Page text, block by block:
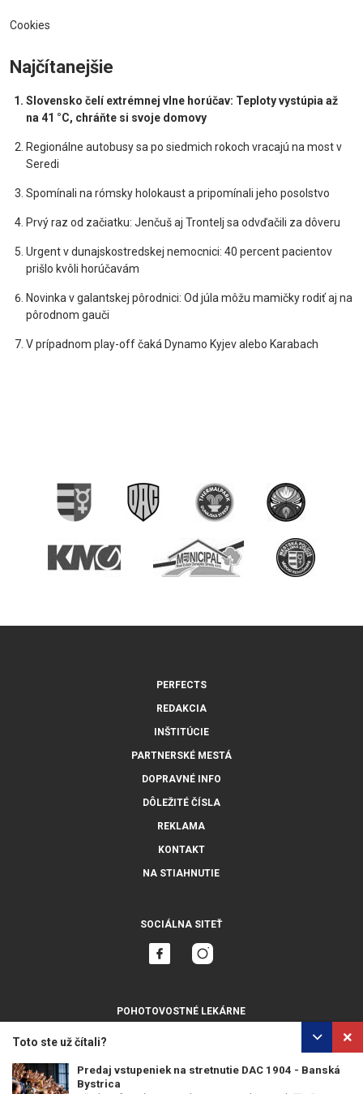
Toto ste už čítali?
Predaj vstupeniek na stretnutie DAC 1904 - Banská
Bystrica
Cookies
Najčítanejšie
Slovensko čelí extrémnej vlne horúčav: Teploty vystúpia až
na 41 °C, chráňte si svoje domovy
Regionálne autobusy sa po siedmich rokoch vracajú na most v
Seredi
Spomínali na rómsky holokaust a pripomínali jeho posolstvo
Prvý raz od začiatku: Jenčuš aj Trontelj sa odvďačili za dôveru
Urgent v dunajskostredskej nemocnici: 40 percent pacientov
prišlo kvôli horúčavám
Novinka v galantskej pôrodnici: Od júla môžu mamičky rodiť aj na
pôrodnom gauči
V prípadnom play-off čaká Dynamo Kyjev alebo Karabach
PERFECTS
REDAKCIA
INŠTITÚCIE
PARTNERSKÉ MESTÁ
DOPRAVNÉ INFO
DÔLEŽITÉ ČÍSLA
REKLAMA
KONTAKT
NA STIAHNUTIE
SOCIÁLNA SITEŤ
POHOTOVOSTNÉ LEKÁRNE